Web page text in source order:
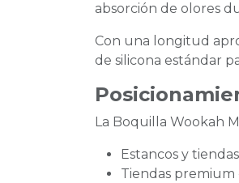
absorción de olores
Con una longitud
de silicona estándar
La Boquilla Wookah
Estancos y
Tiendas premium